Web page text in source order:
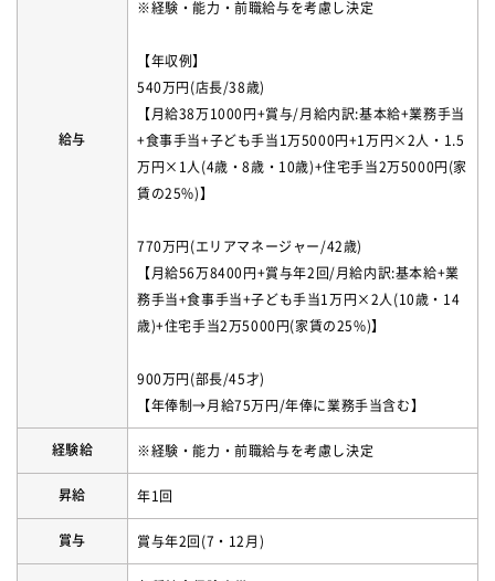
給与
※経験・能力・前職給与を考慮し決定
【年収例】
540万円(店長/38歳)
【月給38万1000円+賞与/月給内訳:基本給+業務手当
+食事手当+子ども手当1万5000円+1万円×2人・1.5
万円×1人(4歳・8歳・10歳)+住宅手当2万5000円(家
賃の25%)】
770万円(エリアマネージャー/42歳)
【月給56万8400円+賞与年2回/月給内訳:基本給+業
務手当+食事手当+子ども手当1万円×2人(10歳・14
歳)+住宅手当2万5000円(家賃の25%)】
900万円(部長/45才)
【年俸制→月給75万円/年俸に業務手当含む】
経験給 ※経験・能力・前職給与を考慮し決定
昇給 年1回
賞与 賞与年2回(7・12月)